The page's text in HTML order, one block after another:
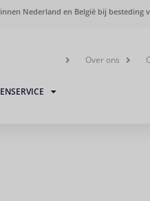
Nederland en België bij besteding
Over ons